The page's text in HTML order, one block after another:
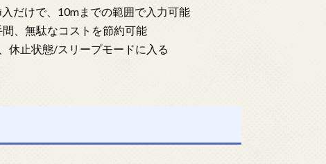
だけで、10mまでの範囲で入力可能
、無駄なコストを節約可能
休止状態/スリープモードに入る